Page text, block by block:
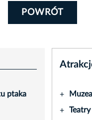
POWRÓT
ptaka + Muzea
+ Teatry